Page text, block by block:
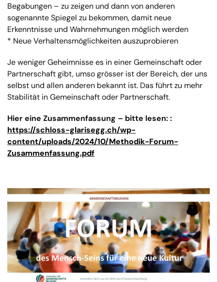
Begabungen – zu zeigen und dann von anderen
sogenannte Spiegel zu bekommen, damit neue
Erkenntnisse und Wahrnehmungen möglich werden
* Neue Verhaltensmöglichkeiten auszuprobieren
Je weniger Geheimnisse es in einer Gemeinschaft oder
Partnerschaft gibt, umso grösser ist der Bereich, der uns
selbst und allen anderen bekannt ist. Das führt zu mehr
Stabilität in Gemeinschaft oder Partnerschaft.
Hier eine Zusammenfassung – bitte lesen::
https://schloss-glarisegg.ch/wp-
content/uploads/2024/10/Methodik-Forum-
Zusammenfassung.pdf